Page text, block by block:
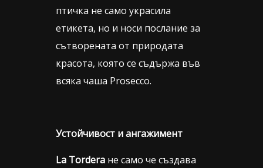
птичка не само украсила
етикета, но и носи послание за
сътворената от природата
красота, която се съдържа във
всяка чаша Prosecco.
Устойчивост и ангажимент
La Tordera не само че създава